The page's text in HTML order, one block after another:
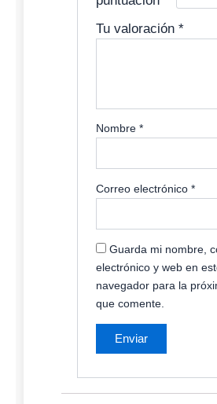
Tu valoración*
Nombre*
Correo electrónico*
Guarda mi nombre,
electrónico y web en
navegador para la
que comente.